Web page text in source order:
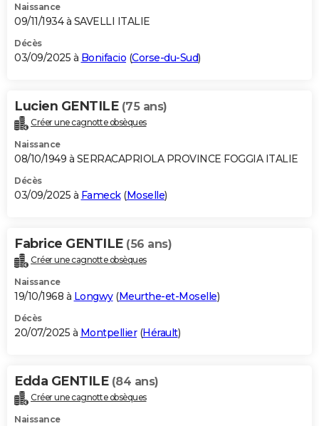
Naissance
09/11/1934 à SAVELLI ITALIE
Décès
03/09/2025 à Bonifacio (Corse-du-Sud)
Lucien GENTILE (75 ans)
Créer une cagnotte obsèques
Naissance
08/10/1949 à SERRACAPRIOLA PROVINCE FOGGIA ITALIE
Décès
03/09/2025 à Fameck(Moselle)
Fabrice GENTILE (56 ans)
Créer une cagnotte obsèques
Naissance
19/10/1968 à Longwy(Meurthe-et-Moselle)
Décès
20/07/2025 à Montpellier(Hérault)
Edda GENTILE (84 ans)
Créer une cagnotte obsèques
Naissance